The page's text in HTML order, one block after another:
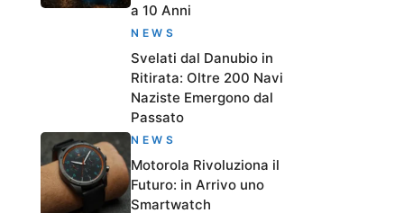
a 10 Anni
NEWS
Svelati dal Danubio in
Ritirata: Oltre 200 Navi
Naziste Emergono dal
Passato
NEWS
Motorola Rivoluziona il
Futuro: in Arrivo uno
Smartwatch